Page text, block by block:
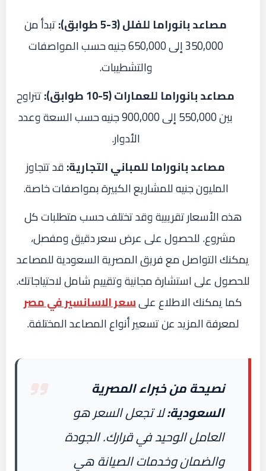
مصاعد بانوراما للفلل (3-5 طوابق):
تبدأ من
350,000 إلى 650,000 جنيه حسب المواصفات
والتشطيبات.
مصاعد بانوراما للعمارات (5-10 طوابق):
تتراوح
بين 550,000 إلى 900,000 جنيه حسب السعة وعدد
الأدوار.
مصاعد بانوراما للمباني التجارية:قد تتجاوز
المليون جنيه للمشاريع الكبيرة بمواصفات خاصة.
هذه الأسعار تقريبية وقد تختلف حسب متطلبات كل
مشروع. للحصول على عرض سعر دقيق ومفصل،
يمكنك التواصل مع فريق المصرية السعودية للمصاعد
للحصول على استشارة مجانية وتقييم شامل لاحتياجاتك.
كما يمكنك الاطلاع علىسعر الاسانسير في مصر
لمعرفة المزيد عن تسعير أنواع المصاعد المختلفة.
نصيحة من خبراء المصرية
السعودية:لا تجعل السعر هو
العامل الوحيد في قرارك. الجودة
والضمان وخدمات الصيانة هي